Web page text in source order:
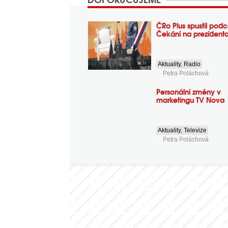
ČRo Plus spustil
Čekání na
Aktuality, Radio
Petra Poláchová
Personální změny v
marketingu TV Nova
Aktuality,Televize
Petra Poláchová